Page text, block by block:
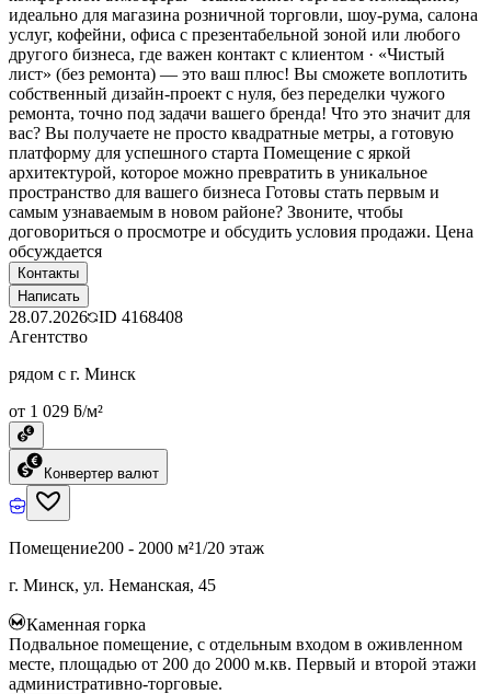
идеально для магазина розничной торговли, шоу-рума, салона
услуг, кофейни, офиса с презентабельной зоной или любого
другого бизнеса, где важен контакт с клиентом · «Чистый
лист» (без ремонта) — это ваш плюс! Вы сможете воплотить
собственный дизайн-проект с нуля, без переделки чужого
ремонта, точно под задачи вашего бренда! Что это значит для
вас? Вы получаете не просто квадратные метры, а готовую
платформу для успешного старта Помещение с яркой
архитектурой, которое можно превратить в уникальное
пространство для вашего бизнеса Готовы стать первым и
самым узнаваемым в новом районе? Звоните, чтобы
договориться о просмотре и обсудить условия продажи. Цена
обсуждается
Контакты
Написать
28.07.2026 ID 4168408
Агентство
рядом с г. Минск
от 1 029 ƃ/м²
Конвертер валют
Помещение200 - 2000 м²1/20 этаж
г. Минск, ул. Неманская, 45
Каменная горка
Подвальное помещение, с отдельным входом в оживленном
месте, площадью от 200 до 2000 м.кв. Первый и второй этажи
административно-торговые.